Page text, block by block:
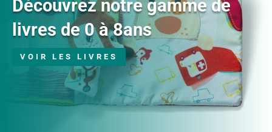
Découvrez notre gamme de
livres de 0 à 8ans
VOIR LES LIVRES